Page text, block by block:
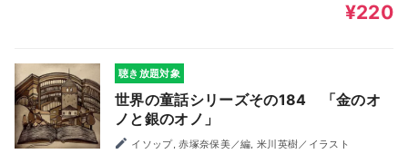
¥220
聴き放題対象
世界の童話シリーズその184 「金のオ
ノと銀のオノ」
イソップ, 赤塚奈保美／編, 米川英樹／イラスト